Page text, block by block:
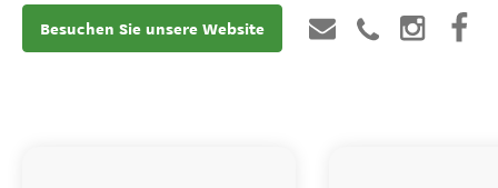
Besuchen Sie unsere Website